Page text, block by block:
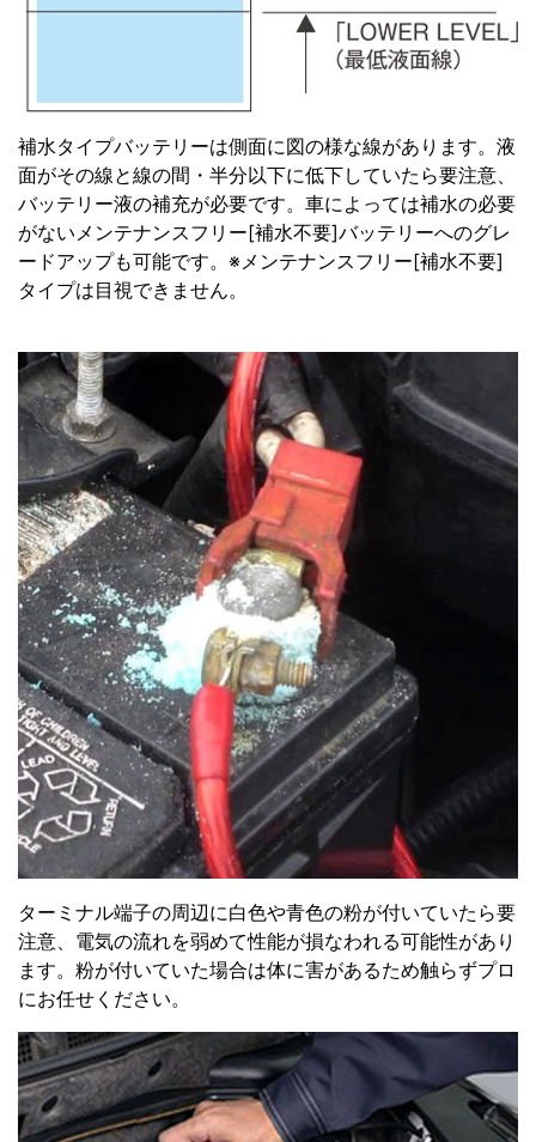
補水タイプバッテリーは側面に図の様な線があります。液
面がその線と線の間・半分以下に低下していたら要注意、
バッテリー液の補充が必要です。車によっては補水の必要
がないメンテナンスフリー[補水不要]バッテリーへのグレ
ードアップも可能です。※メンテナンスフリー[補水不要]
タイプは目視できません。
ターミナル端子の周辺に白色や青色の粉が付いていたら要
注意、電気の流れを弱めて性能が損なわれる可能性があり
ます。粉が付いていた場合は体に害があるため触らずプロ
にお任せください。